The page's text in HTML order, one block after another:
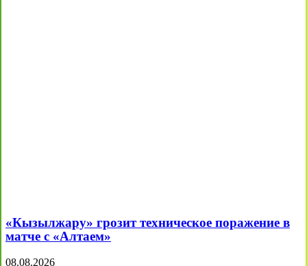
«Кызылжару» грозит техническое поражение в
матче с «Алтаем»
08.08.2026